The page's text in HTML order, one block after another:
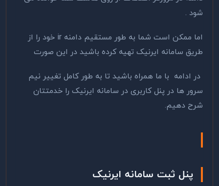
شود .
اما ممکن است شما به طور مستقیم دامنه ir خود را از
طریق سامانه ایرنیک تهیه کرده باشید در این صورت
در ادامه با ما همراه باشید تا به طور کامل تغییر نیم
سرور ها در پنل کاربری در سامانه ایرنیک را خدمتتان
شرح دهیم.
پنل ثبت سامانه ایرنیک